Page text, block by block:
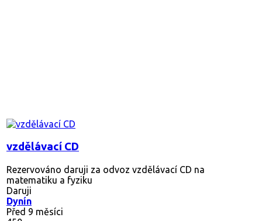
vzdělávací CD
Rezervováno daruji za odvoz vzdělávací CD na
matematiku a fyziku
Daruji
Dynín
Před 9 měsíci